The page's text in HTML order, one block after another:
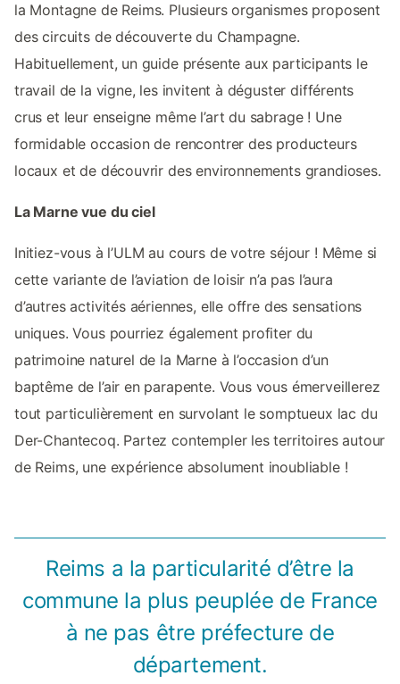
la Montagne de Reims. Plusieurs organismes proposent
des circuits de découverte du Champagne.
Habituellement, un guide présente aux participants le
travail de la vigne, les invitent à déguster différents
crus et leur enseigne même l’art du sabrage ! Une
formidable occasion de rencontrer des producteurs
locaux et de découvrir des environnements grandioses.
La Marne vue du ciel
Initiez-vous à l’ULM au cours de votre séjour ! Même si
cette variante de l’aviation de loisir n’a pas l’aura
d’autres activités aériennes, elle offre des sensations
uniques. Vous pourriez également profiter du
patrimoine naturel de la Marne à l’occasion d’un
baptême de l’air en parapente. Vous vous émerveillerez
tout particulièrement en survolant le somptueux lac du
Der-Chantecoq. Partez contempler les territoires autour
de Reims, une expérience absolument inoubliable !
Reims a la particularité d’être la
commune la plus peuplée de France
à ne pas être préfecture de
département.